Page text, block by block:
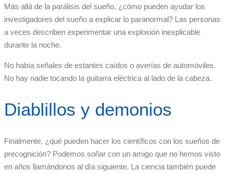
Más allá de la parálisis del sueño, ¿cómo pueden ayudar los
investigadores del sueño a explicar lo paranormal? Las personas
a veces describen experimentar una explosión inexplicable
durante la noche.
No había señales de estantes caídos o averías de automóviles.
No hay nadie tocando la guitarra eléctrica al lado de la cabeza.
Diablillos y demonios
Finalmente, ¿qué pueden hacer los científicos con los sueños de
precognición? Podemos soñar con un amigo que no hemos visto
en años llamándonos al día siguiente. La ciencia también puede